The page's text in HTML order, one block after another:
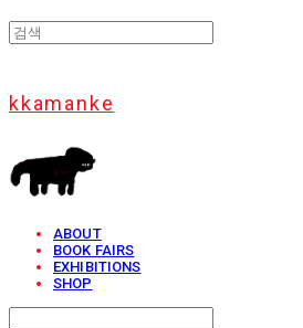
kkamanke
ABOUT
BOOK FAIRS
EXHIBITIONS
SHOP